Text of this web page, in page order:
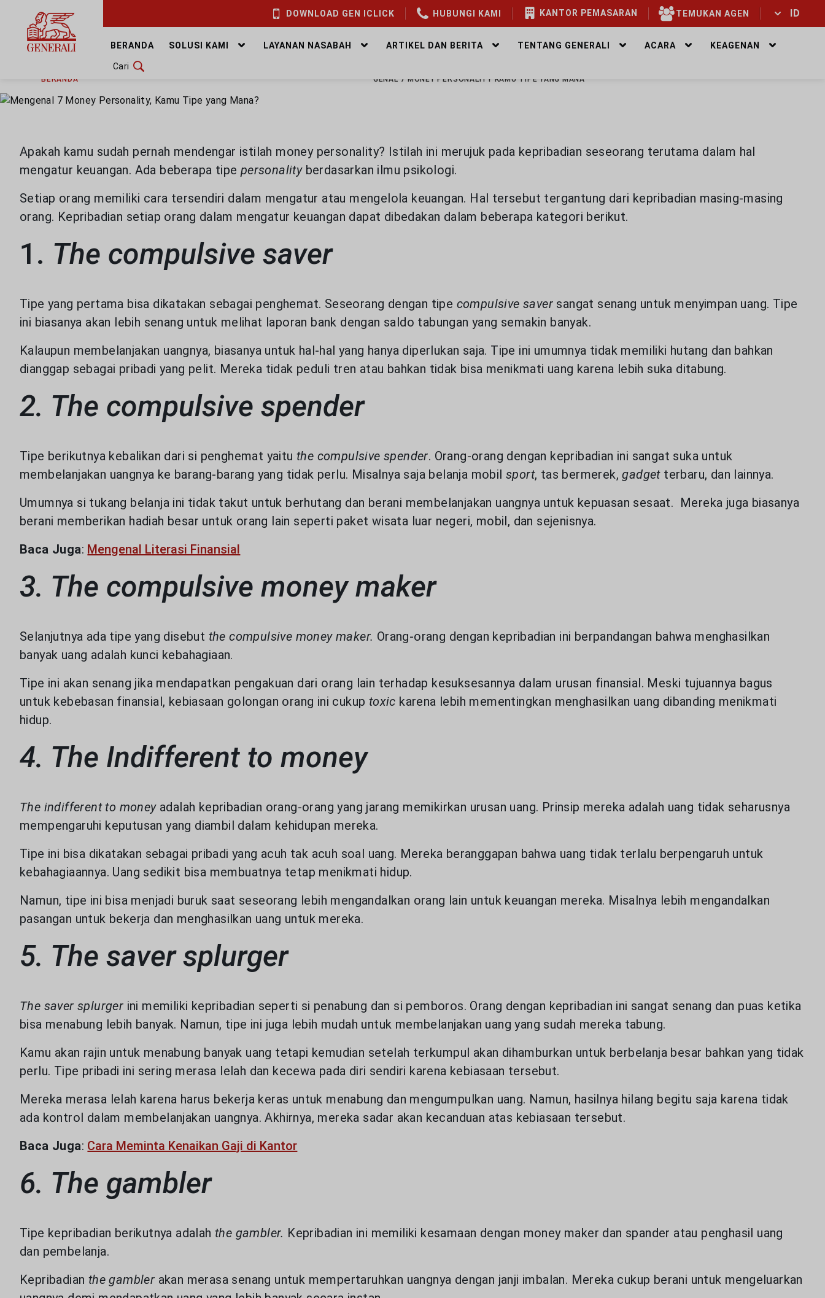
DOWNLOAD GEN ICLICK HUBUNGI KAMI KANTOR PEMASARAN TEMUKAN AGEN ID
BERANDA SOLUSI KAMI LAYANAN NASABAH ARTIKEL DAN BERITA TENTANG GENERALI ACARA KEAGENAN
Cari
BERANDA MENGENAL 7 MONEY PERSONALITY KAMU TIPE YANG MANA
RABU, 12 APRIL 2023
Apakah kamu sudah pernah mendengar istilah money personality? Istilah ini merujuk pada kepribadian seseorang terutama dalam hal
mengatur keuangan. Ada beberapa tipe personalityberdasarkan ilmu psikologi.
Setiap orang memiliki cara tersendiri dalam mengatur atau mengelola keuangan. Hal tersebut tergantung dari kepribadian masing-masing
orang. Kepribadian setiap orang dalam mengatur keuangan dapat dibedakan dalam beberapa kategori berikut.
1. The compulsive saver
Tipe yang pertama bisa dikatakan sebagai penghemat. Seseorang dengan tipe compulsive saver sangat senang untuk menyimpan uang. Tipe
ini biasanya akan lebih senang untuk melihat laporan bank dengan saldo tabungan yang semakin banyak.
Kalaupun membelanjakan uangnya, biasanya untuk hal-hal yang hanya diperlukan saja. Tipe ini umumnya tidak memiliki hutang dan bahkan
dianggap sebagai pribadi yang pelit. Mereka tidak peduli tren atau bahkan tidak bisa menikmati uang karena lebih suka ditabung.
2. The compulsive spender
Tipe berikutnya kebalikan dari si penghemat yaitu the compulsive spender. Orang-orang dengan kepribadian ini sangat suka untuk
membelanjakan uangnya ke barang-barang yang tidak perlu. Misalnya saja belanja mobilsport, tas bermerek,gadgetterbaru, dan lainnya.
Umumnya si tukang belanja ini tidak takut untuk berhutang dan berani membelanjakan uangnya untuk kepuasan sesaat. Mereka juga biasanya
berani memberikan hadiah besar untuk orang lain seperti paket wisata luar negeri, mobil, dan sejenisnya.
Baca Juga: Mengenal Literasi Finansial
3. The compulsive money maker
Selanjutnya ada tipe yang disebut the compulsive money maker. Orang-orang dengan kepribadian ini berpandangan bahwa menghasilkan
banyak uang adalah kunci kebahagiaan.
Tipe ini akan senang jika mendapatkan pengakuan dari orang lain terhadap kesuksesannya dalam urusan finansial. Meski tujuannya bagus
untuk kebebasan finansial, kebiasaan golongan orang ini cukup toxic karena lebih mementingkan menghasilkan uang dibanding menikmati
hidup.
4. The Indifferent to money
The indifferent to money adalah kepribadian orang-orang yang jarang memikirkan urusan uang. Prinsip mereka adalah uang tidak seharusnya
mempengaruhi keputusan yang diambil dalam kehidupan mereka.
Tipe ini bisa dikatakan sebagai pribadi yang acuh tak acuh soal uang. Mereka beranggapan bahwa uang tidak terlalu berpengaruh untuk
kebahagiaannya. Uang sedikit bisa membuatnya tetap menikmati hidup.
Namun, tipe ini bisa menjadi buruk saat seseorang lebih mengandalkan orang lain untuk keuangan mereka. Misalnya lebih mengandalkan
pasangan untuk bekerja dan menghasilkan uang untuk mereka.
5. The saver splurger
The saver splurger ini memiliki kepribadian seperti si penabung dan si pemboros. Orang dengan kepribadian ini sangat senang dan puas ketika
bisa menabung lebih banyak. Namun, tipe ini juga lebih mudah untuk membelanjakan uang yang sudah mereka tabung.
Kamu akan rajin untuk menabung banyak uang tetapi kemudian setelah terkumpul akan dihamburkan untuk berbelanja besar bahkan yang tidak
perlu. Tipe pribadi ini sering merasa lelah dan kecewa pada diri sendiri karena kebiasaan tersebut.
Mereka merasa lelah karena harus bekerja keras untuk menabung dan mengumpulkan uang. Namun, hasilnya hilang begitu saja karena tidak
ada kontrol dalam membelanjakan uangnya. Akhirnya, mereka sadar akan kecanduan atas kebiasaan tersebut.
Baca Juga: Cara Meminta Kenaikan Gaji di Kantor
6. The gambler
Tipe kepribadian berikutnya adalah the gambler. Kepribadian ini memiliki kesamaan dengan money maker dan spander atau penghasil uang
dan pembelanja.
Kepribadian the gambler akan merasa senang untuk mempertaruhkan uangnya dengan janji imbalan. Mereka cukup berani untuk mengeluarkan
Website Cookies
GANTI BAHASA ID EN
DOWNLOAD GEN ICLICK
HUBUNGI KAMI
TEMUKAN AGEN
ARTIKEL DAN BERITA
TENTANG GENERALI
ACARA